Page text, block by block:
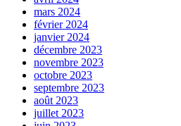
mars 2024
février 2024
janvier 2024
décembre 2023
novembre 2023
octobre 2023
septembre 2023
août 2023
juillet 2023